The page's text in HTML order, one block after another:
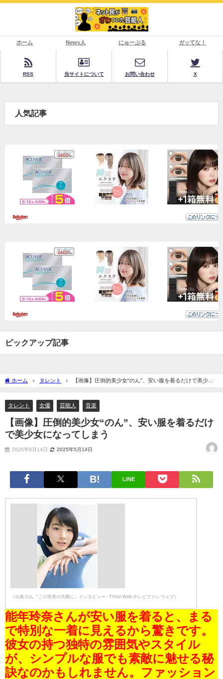
ホーム News人 にゅーぷる ガッてな！
RSS 当サイトについて お問い合わせ X
人気記事
ピックアップ記事
ホーム タレント
【画像】圧倒的美少女“のん”、安い服を着るだけで美少女
になってしまう
タレント 女優 芸能人 音楽
【画像】圧倒的美少女“のん”、安い服を着るだけ
で美少女になってしまう
2025年5月14日 2025年5月14日
LINE
（出典 のん『この世界の片隅に』インタビュー - TVfan Web テレビファン ウェブ）
能年玲奈さんが安い服を着ると、まる
で特別な一着に見えるから驚きです。
彼女の持つ独特の雰囲気やスタイル
が、シンプルな服でも素敵に魅せる秘
訣なのかもしれません。ファッション